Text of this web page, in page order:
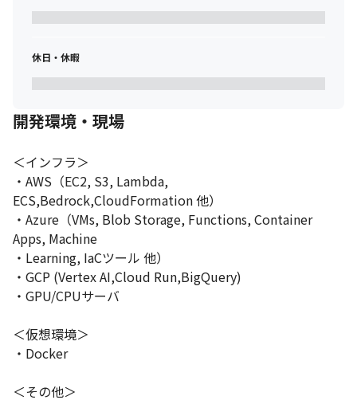
大きな裁量と技術的成長の機会
の導入などを積極的に提案・実行できる大きな裁量があります。
モダンな技術に触れながら、会社の技術的負債の解消と未来の基
盤構築を牽引することで、エンジニアとして大きく成長できま
──────────────────
・応募時は履歴書（写真付き）・職務経歴書のご提出をお願い致
します。
・必要に応じて、リファレンスチェックをさせていただく可能性
がございます。
・当社は競争戦略上、完全禁煙会社としております。就業時間中
はもちろん、就業時間外も禁煙となります。
休日・休暇
開発環境・現場
＜インフラ＞
・AWS（EC2, S3, Lambda,
ECS,Bedrock,CloudFormation 他）
・Azure（VMs, Blob Storage, Functions, Container
Apps, Machine
・Learning, IaCツール 他）
・GCP (Vertex AI,Cloud Run,BigQuery)
・GPU/CPUサーバ
＜仮想環境＞
・Docker
＜その他＞